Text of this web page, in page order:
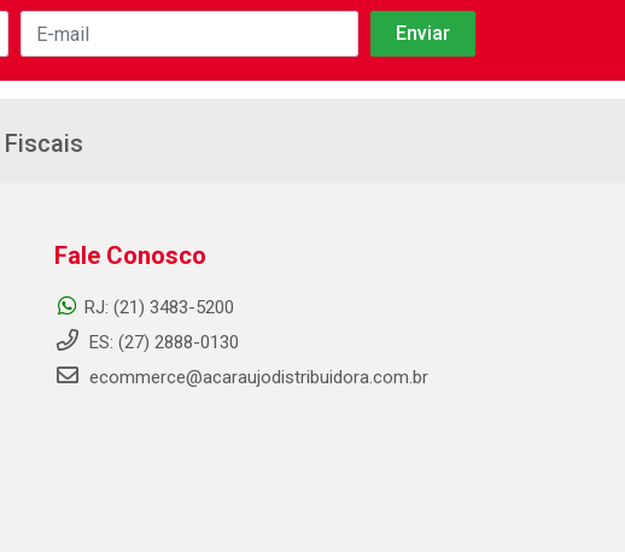
Fale Conosco
RJ: (21) 3483-5200
ES: (27) 2888-0130
ecommerce@acaraujodistribuidora.com.br